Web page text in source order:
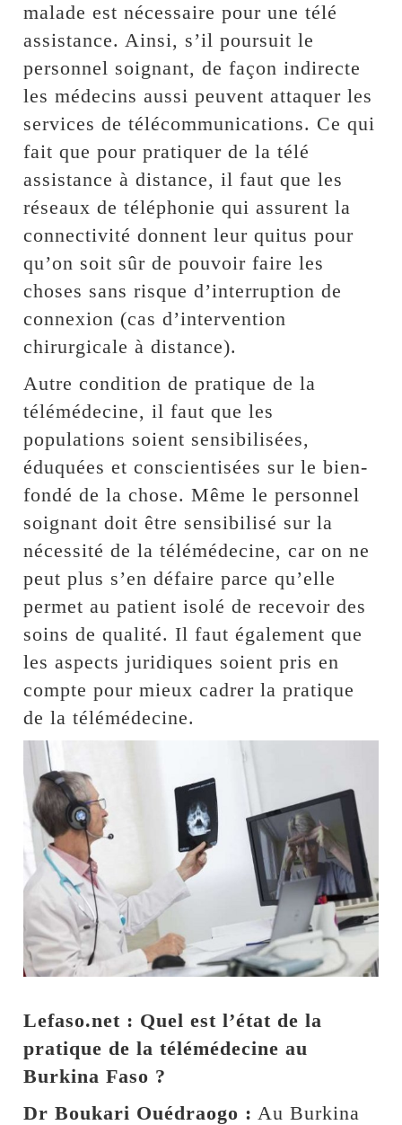
malade est nécessaire pour une télé
assistance. Ainsi, s’il poursuit le
personnel soignant, de façon indirecte
les médecins aussi peuvent attaquer les
services de télécommunications. Ce qui
fait que pour pratiquer de la télé
assistance à distance, il faut que les
réseaux de téléphonie qui assurent la
connectivité donnent leur quitus pour
qu’on soit sûr de pouvoir faire les
choses sans risque d’interruption de
connexion (cas d’intervention
chirurgicale à distance).
Autre condition de pratique de la
télémédecine, il faut que les
populations soient sensibilisées,
éduquées et conscientisées sur le bien-
fondé de la chose. Même le personnel
soignant doit être sensibilisé sur la
nécessité de la télémédecine, car on ne
peut plus s’en défaire parce qu’elle
permet au patient isolé de recevoir des
soins de qualité. Il faut également que
les aspects juridiques soient pris en
compte pour mieux cadrer la pratique
de la télémédecine.
Lefaso.net : Quel est l’état de la
pratique de la télémédecine au
Burkina Faso ?
Dr Boukari Ouédraogo : Au Burkina